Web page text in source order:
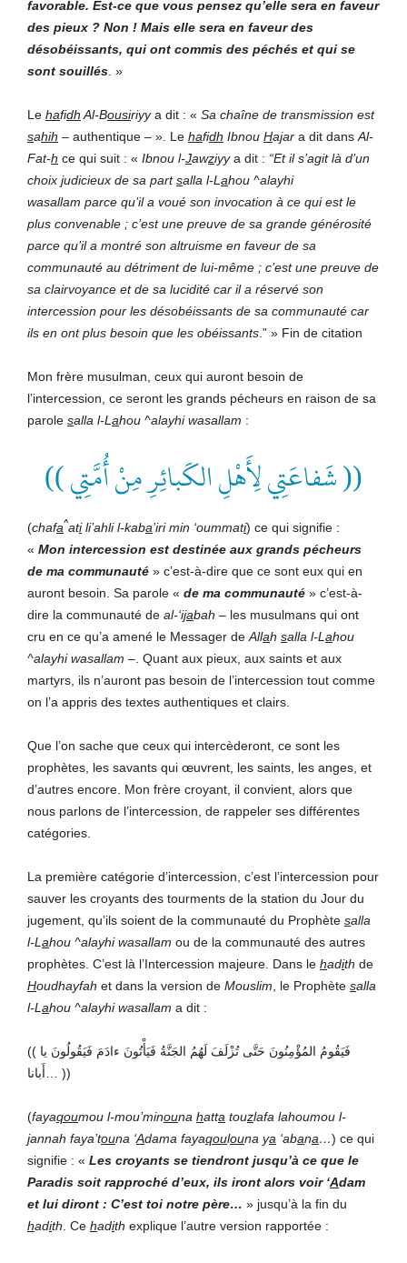
favorable. Est-ce que vous pensez qu’elle sera en faveur
des pieux ? Non ! Mais elle sera en faveur des
désobéissants, qui ont commis des péchés et qui se
sont souillés . »
Le hafidh Al-Bousiriyya dit : « Sa chaîne de transmission est
sahih – authentique – ». Le hafidh Ibnou Hajar a dit dans Al-
Fat-h ce qui suit : « Ibnou l-Jawziyya dit : “Et il s’agit là d’un
choix judicieux de sa partsalla l-L ahou ^alayhi
wasallam parce qu’il a voué son invocation à ce qui est le
plus convenable ; c’est une preuve de sa grande générosité
parce qu’il a montré son altruisme en faveur de sa
communauté au détriment de lui-même ; c’est une preuve de
sa clairvoyance et de sa lucidité car il a réservé son
intercession pour les désobéissants de sa communauté car
ils en ont plus besoin que les obéissants .” » Fin de citation
Mon frère musulman, ceux qui auront besoin de
l’intercession, ce seront les grands pécheurs en raison de sa
parole salla l-L ahou ^alayhi wasallam :
(( شَفاعَتِي لِأَهْلِ الكَبائِرِ مِنْ أُمَّتِي ))
(chafa^atili’ahli l-kaba’iri min ‘oummati) ce qui signifie :
« Mon intercession est destinée aux grands pécheurs
de ma communauté » c’est-à-dire que ce sont eux qui en
auront besoin. Sa parole « de ma communauté » c’est-à-
dire la communauté de al-‘ijabah – les musulmans qui ont
cru en ce qu’a amené le Messager de Allah salla l-L ahou
^alayhi wasallam –. Quant aux pieux, aux saints et aux
martyrs, ils n’auront pas besoin de l’intercession tout comme
on l’a appris des textes authentiques et clairs.
Que l’on sache que ceux qui intercèderont, ce sont les
prophètes, les savants qui œuvrent, les saints, les anges, et
d’autres encore. Mon frère croyant, il convient, alors que
nous parlons de l’intercession, de rappeler ses différentes
catégories.
La première catégorie d’intercession, c’est l’intercession pour
sauver les croyants des tourments de la station du Jour du
jugement, qu’ils soient de la communauté du Prophète salla
l-L ahou ^alayhi wasallam ou de la communauté des autres
prophètes. C’est là l’Intercession majeure. Dans le hadith de
Houdhayfah et dans la version de Mouslim , le Prophète salla
l-L ahou ^alayhi wasallam a dit :
(( فَيَقُومُ المُؤْمِنُونَ حَتَّى تُزْلَفَ لَهُمُ الجَنَّةُ فَيَأْتُونَ ءادَمَ فَيَقُولُونَ يا
أَبانا… ))
(fayaqoumou l-mou’minouna hatta touzlafa lahoumou l-
jannah faya’touna ‘Adama fayaqoulouna ya ‘abana…) ce qui
signifie : « Les croyants se tiendront jusqu’à ce que le
Paradis soit rapproché d’eux, ils iront alors voir ‘Adam
et lui diront : C’est toi notre père… » jusqu’à la fin du
hadith . Ce hadith explique l’autre version rapportée :